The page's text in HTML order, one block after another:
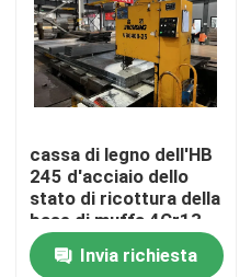
iniezione
della muffa
cassa di legno dell'HB
245 d'acciaio dello
stato di ricottura della
base di muffa 4Cr13
420 per trasporto
facile Invia richiesta